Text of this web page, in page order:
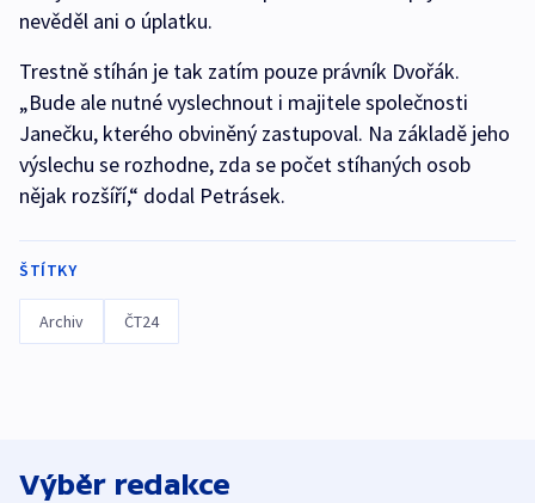
nevěděl ani o úplatku.
Trestně stíhán je tak zatím pouze právník Dvořák.
„Bude ale nutné vyslechnout i majitele společnosti
Janečku, kterého obviněný zastupoval. Na základě jeho
výslechu se rozhodne, zda se počet stíhaných osob
nějak rozšíří,“ dodal Petrásek.
ŠTÍTKY
Archiv ČT24
Výběr redakce